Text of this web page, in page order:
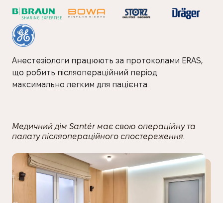
Анестезіологи працюють за протоколами ERAS,
що робить післяопераційний період
максимально легким для пацієнта.
Медичний дім Santér має свою операційну та
палату післяопераційного спостереження.